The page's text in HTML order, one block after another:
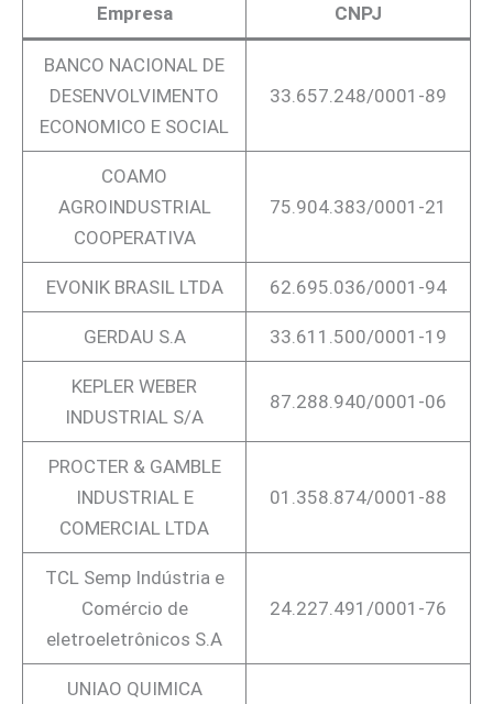
Empresa CNPJ
BANCO NACIONAL DE
DESENVOLVIMENTO
ECONOMICO E SOCIAL
33.657.248/0001-89
COAMO
AGROINDUSTRIAL
COOPERATIVA
75.904.383/0001-21
EVONIK BRASIL LTDA 62.695.036/0001-94
GERDAU S.A 33.611.500/0001-19
KEPLER WEBER
INDUSTRIAL S/A
87.288.940/0001-06
PROCTER & GAMBLE
INDUSTRIAL E
COMERCIAL LTDA
01.358.874/0001-88
TCL Semp Indústria e
Comércio de
eletroeletrônicos S.A
24.227.491/0001-76
UNIAO QUIMICA